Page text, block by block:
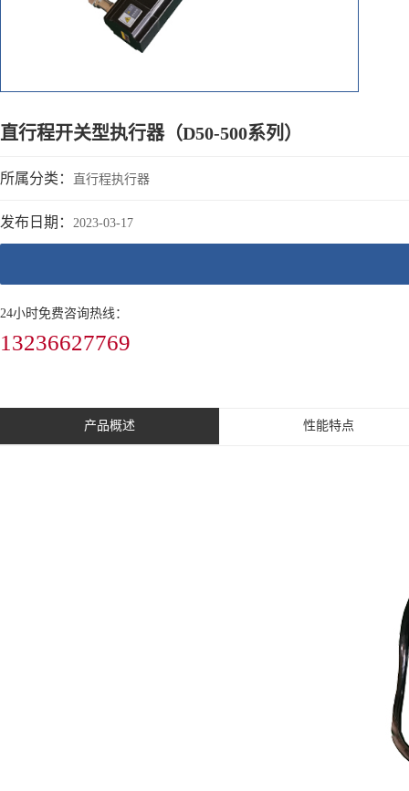
直行程开关型执行器（D50-500系列）
所属分类： 直行程执行器
发布日期： 2023-03-17
24小时免费咨询热线：
13236627769
产品概述 性能特点